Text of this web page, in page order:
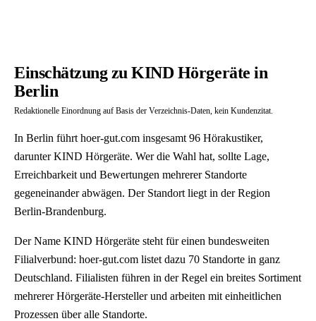
Einschätzung zu KIND Hörgeräte in
Berlin
Redaktionelle Einordnung auf Basis der Verzeichnis-Daten, kein Kundenzitat.
In Berlin führt hoer-gut.com insgesamt 96 Hörakustiker,
darunter KIND Hörgeräte. Wer die Wahl hat, sollte Lage,
Erreichbarkeit und Bewertungen mehrerer Standorte
gegeneinander abwägen. Der Standort liegt in der Region
Berlin-Brandenburg.
Der Name KIND Hörgeräte steht für einen bundesweiten
Filialverbund: hoer-gut.com listet dazu 70 Standorte in ganz
Deutschland. Filialisten führen in der Regel ein breites Sortiment
mehrerer Hörgeräte-Hersteller und arbeiten mit einheitlichen
Prozessen über alle Standorte.